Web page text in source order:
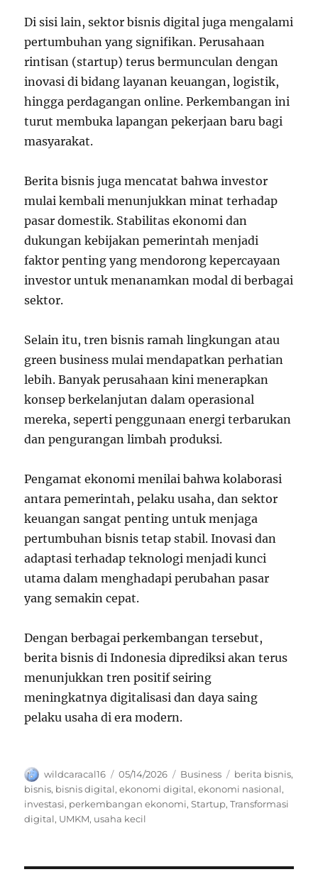
Di sisi lain, sektor bisnis digital juga mengalami
pertumbuhan yang signifikan. Perusahaan
rintisan (startup) terus bermunculan dengan
inovasi di bidang layanan keuangan, logistik,
hingga perdagangan online. Perkembangan ini
turut membuka lapangan pekerjaan baru bagi
masyarakat.
Berita bisnis juga mencatat bahwa investor
mulai kembali menunjukkan minat terhadap
pasar domestik. Stabilitas ekonomi dan
dukungan kebijakan pemerintah menjadi
faktor penting yang mendorong kepercayaan
investor untuk menanamkan modal di berbagai
sektor.
Selain itu, tren bisnis ramah lingkungan atau
green business mulai mendapatkan perhatian
lebih. Banyak perusahaan kini menerapkan
konsep berkelanjutan dalam operasional
mereka, seperti penggunaan energi terbarukan
dan pengurangan limbah produksi.
Pengamat ekonomi menilai bahwa kolaborasi
antara pemerintah, pelaku usaha, dan sektor
keuangan sangat penting untuk menjaga
pertumbuhan bisnis tetap stabil. Inovasi dan
adaptasi terhadap teknologi menjadi kunci
utama dalam menghadapi perubahan pasar
yang semakin cepat.
Dengan berbagai perkembangan tersebut,
berita bisnis di Indonesia diprediksi akan terus
menunjukkan tren positif seiring
meningkatnya digitalisasi dan daya saing
pelaku usaha di era modern.
Author
wildcaracal16
Posted
on
05/14/2026 Categories
Business Tags
berita bisnis,
bisnis, bisnis digital,ekonomi digital,ekonomi nasional,
investasi, perkembangan ekonomi,Startup,Transformasi
digital, UMKM, usaha kecil